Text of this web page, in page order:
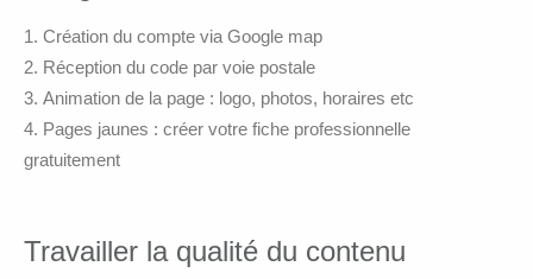
Création du compte via Google map
Réception du code par voie postale
Animation de la page : logo, photos, horaires etc
Pages jaunes : créer votre fiche professionnelle
gratuitement
Travailler la qualité du contenu